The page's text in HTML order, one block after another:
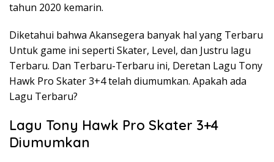
tahun 2020 kemarin.
Diketahui bahwa Akansegera banyak hal yang Terbaru
Untuk game ini seperti Skater, Level, dan Justru lagu
Terbaru. Dan Terbaru-Terbaru ini, Deretan Lagu Tony
Hawk Pro Skater 3+4 telah diumumkan. Apakah ada
Lagu Terbaru?
Lagu Tony Hawk Pro Skater 3+4
Diumumkan